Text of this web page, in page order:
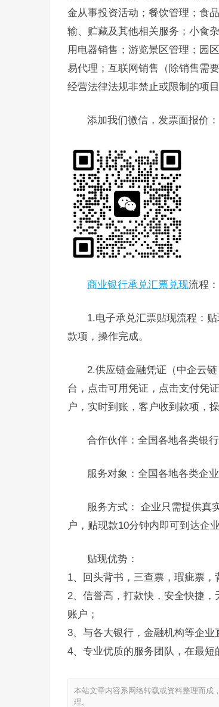
金从事投资活动；餐饮管理；食
输、贮藏及其他相关服务；小食
用电器销售；游览景区管理；园
易代理；互联网销售（除销售需
经营法律法规非禁止或限制的项
添加我们微信，发票面报价
商业银行承兑汇票兑现流程：
1.电子承兑汇票贴现流程：
款项，操作完成。
2.供应链金融凭证（中企云
台，点击可用凭证，点击支付凭
户，实时到账，客户收到款项，操
合作伙伴：全国各地各类银行
服务对象：全国各地各类企
服务方式： 企业只需提供真
户，贴现款10分钟内即可到达企
贴现优势：
1、回头背书，三查票，瑕疵票，
2、信誉高，打款快，安全快捷
账户；
3、与各大银行，金融机构等企业
4、专业优质的服务团队，在最短
本站文章内容系网络转载或资料整理而成
理。